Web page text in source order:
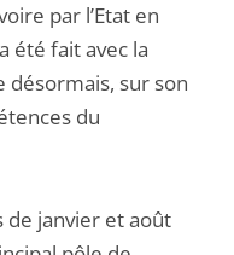
par l’Etat en
été fait avec la
sur son
du
de janvier et août